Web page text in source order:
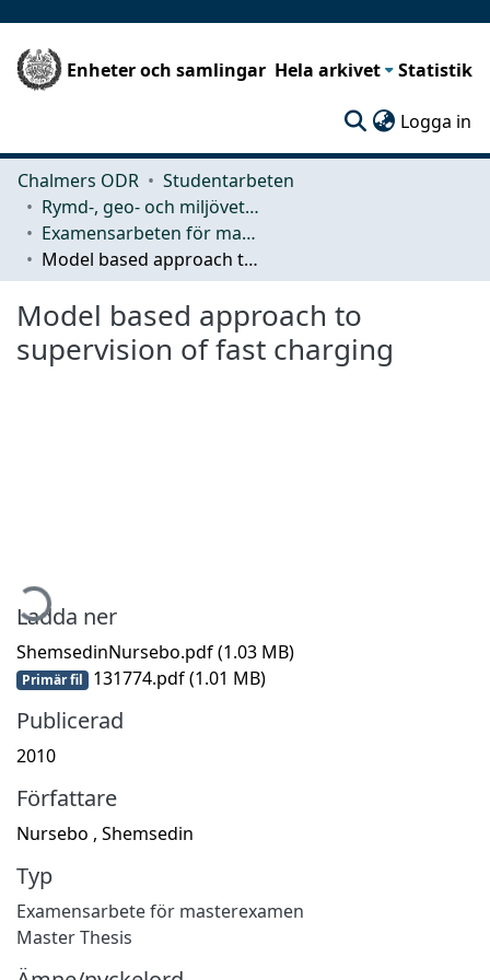
Enheter och samlingar Hela arkivet Statistik
Logga in
Chalmers ODR
Studentarbeten
Rymd-, geo- och miljövetenskap (SEE)
Examensarbeten för masterexamen
Model based approach to supervision of fast charging
Model based approach to
supervision of fast charging
Ladda ner
ShemsedinNursebo.pdf(1.03 MB)
Primär fil 131774.pdf(1.01 MB)
Publicerad
2010
Författare
Nursebo , Shemsedin
Typ
Examensarbete för masterexamen
Master Thesis